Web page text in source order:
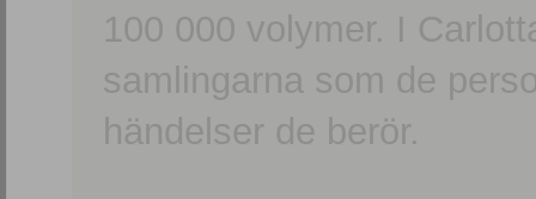
100 000 volymer. I
samlingarna som de
händelser de berör.